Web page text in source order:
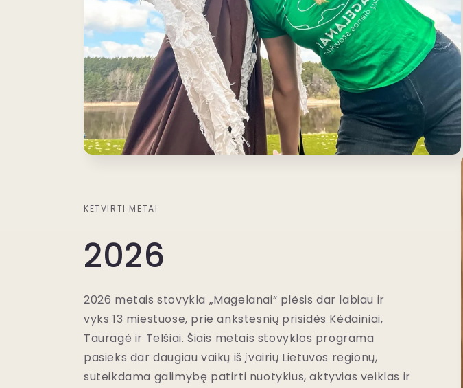
KETVIRTI METAI
2026
2026 metais stovykla „Magelanai“ plėsis dar labiau ir
vyks 13 miestuose, prie ankstesnių prisidės Kėdainiai,
Tauragė ir Telšiai. Šiais metais stovyklos programa
pasieks dar daugiau vaikų iš įvairių Lietuvos regionų,
suteikdama galimybę patirti nuotykius, aktyvias veiklas ir